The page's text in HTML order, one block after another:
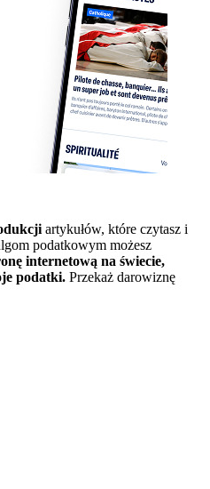
artykułów, które czytasz i
podatkowym możesz
internetową na świecie,
podatki. Przekaż darowiznę